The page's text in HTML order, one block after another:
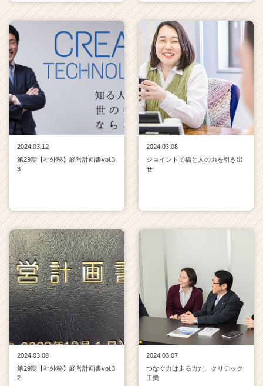
2024.03.12
第29期【社外秘】経営計画書vol.3
3
2024.03.08
ジョイントで橋と人の力を引き出
せ
2024.03.08
第29期【社外秘】経営計画書vol.3
2
2024.03.07
つなぐ力は走る力だ、クリテック
工業